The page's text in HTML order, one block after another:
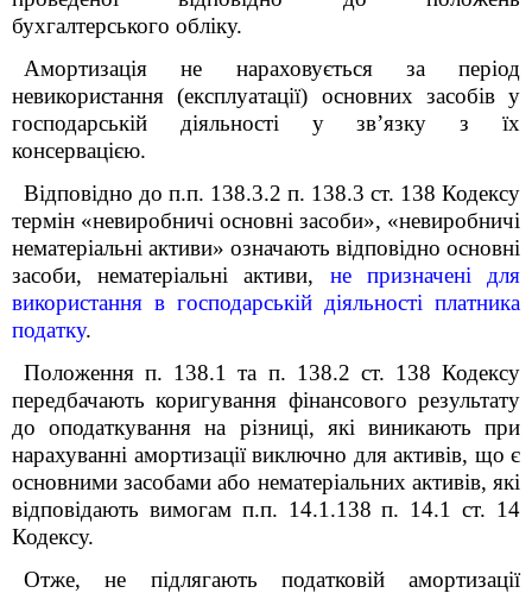
бухгалтерського обліку.
Амортизація не нараховується за період
невикористання (експлуатації) основних засобів у
господарській діяльності у зв’язку з їх
консервацією.
Відповідно до п.п. 138.3.2 п. 138.3 ст. 138 Кодексу
термін «невиробничі основні засоби», «невиробничі
нематеріальні активи» означають відповідно основні
засоби, нематеріальні активи, не призначені для
використання в господарській діяльності платника
податку.
Положення п. 138.1 та п. 138.2 ст. 138 Кодексу
передбачають коригування фінансового результату
до оподаткування на різниці, які виникають при
нарахуванні амортизації виключно для активів, що є
основними засобами або нематеріальних активів, які
відповідають вимогам п.п. 14.1.138 п. 14.1 ст. 14
Кодексу.
Отже, не підлягають податковій амортизації